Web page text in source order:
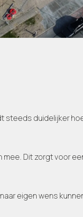
steeds duidelijker
Dit zorgt voor
eigen wens